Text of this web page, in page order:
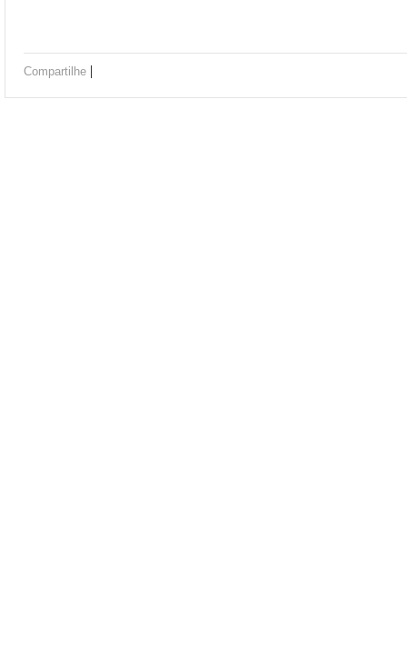
Compartilhe |